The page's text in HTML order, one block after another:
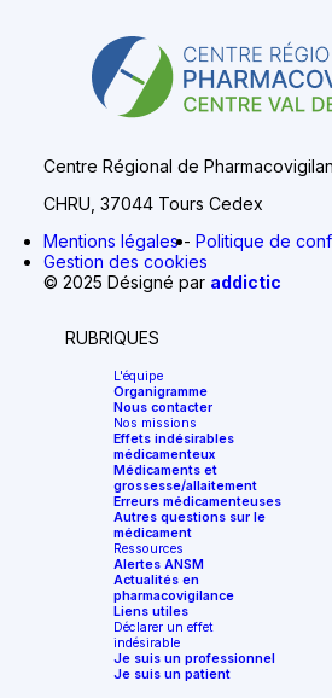
Centre Régional de
CHRU, 37044 Tours Cedex
Mentions légales
Politique de
Gestion des cookies
© 2025 Désigné par addictic
RUBRIQUES
L'équipe
Organigramme
Nous contacter
Nos missions
Effets indésirables
médicamenteux
Médicaments et
grossesse/allaitement
Erreurs médicamenteuses
Autres questions sur le
médicament
Ressources
Alertes ANSM
Actualités en
pharmacovigilance
Liens utiles
Déclarer un effet
indésirable
Je suis un professionnel
Je suis un patient